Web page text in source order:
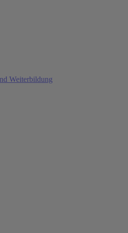
Weiterbildung